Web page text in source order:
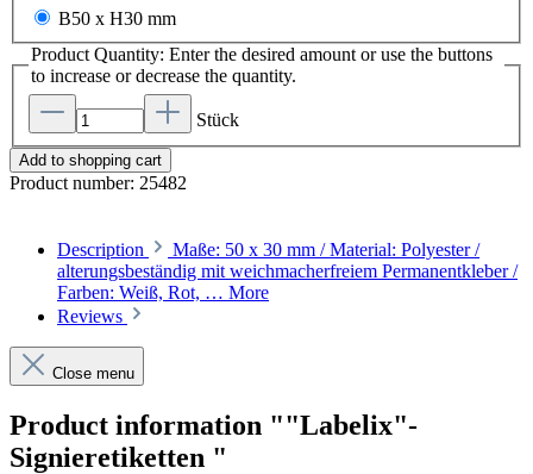
B50 x H30 mm
Product Quantity: Enter the desired amount or use the buttons
to increase or decrease the quantity.
Stück
Add to shopping cart
Product number: 25482
Description
Maße: 50 x 30 mm / Material: Polyester /
alterungsbeständig mit weichmacherfreiem Permanentkleber /
Farben: Weiß, Rot, … More
Reviews
Close menu
Product information ""Labelix"-
Signieretiketten "